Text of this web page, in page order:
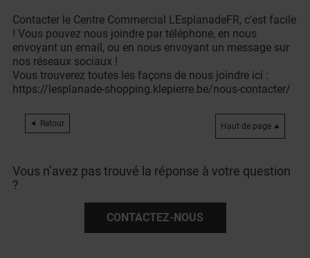
Contacter le Centre Commercial LEsplanadeFR, c'est facile
! Vous pouvez nous joindre par téléphone, en nous
envoyant un email, ou en nous envoyant un message sur
nos réseaux sociaux !
Vous trouverez toutes les façons de nous joindre ici :
https://lesplanade-shopping.klepierre.be/nous-contacter/
Retour Haut de page
Vous n’avez pas trouvé la réponse à votre question
?
CONTACTEZ-NOUS